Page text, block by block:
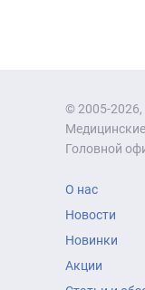
© 2005-2026,
Головной
О нас
Новости
Новинки
Акции